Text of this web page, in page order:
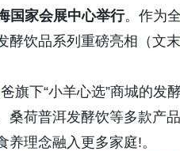
国家会展中心举行。作为
酵饮品系列重磅亮相（文
旗下“小羊心选”商城的发
桑荷普洱发酵饮等多款产
理念融入更多家庭!。